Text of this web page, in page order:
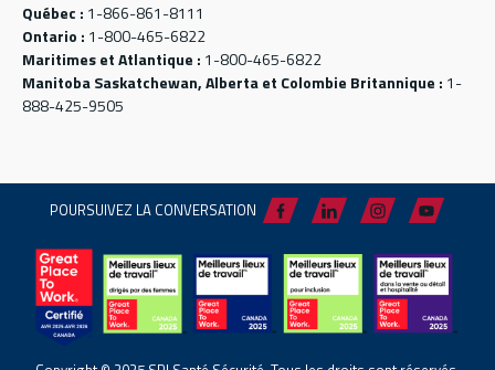
Québec : 1-866-861-8111
Ontario : 1-800-465-6822
Maritimes et Atlantique : 1-800-465-6822
Manitoba Saskatchewan, Alberta et Colombie Britannique : 1-
888-425-9505
POURSUIVEZ LA CONVERSATION